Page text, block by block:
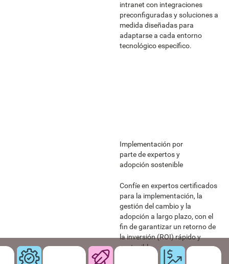
intranet con integraciones
preconfiguradas y soluciones a
medida diseñadas para
adaptarse a cada entorno
tecnológico específico.
Implementación por
parte de expertos y
adopción sostenible
Confíe en expertos certificados
para la implementación, la
gestión del cambio y la
adopción a largo plazo, con el
fin de garantizar un retorno de
la inversión (ROI) rápido y
sostenible.